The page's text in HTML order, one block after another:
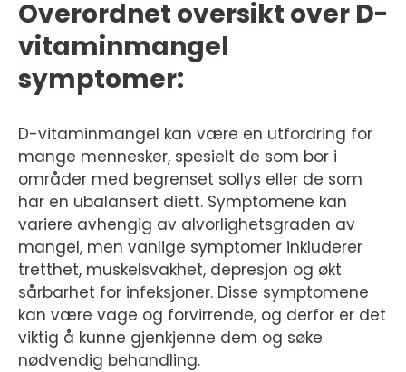
Overordnet oversikt over D-
vitaminmangel
symptomer:
D-vitaminmangel kan være en utfordring for
mange mennesker, spesielt de som bor i
områder med begrenset sollys eller de som
har en ubalansert diett. Symptomene kan
variere avhengig av alvorlighetsgraden av
mangel, men vanlige symptomer inkluderer
tretthet, muskelsvakhet, depresjon og økt
sårbarhet for infeksjoner. Disse symptomene
kan være vage og forvirrende, og derfor er det
viktig å kunne gjenkjenne dem og søke
nødvendig behandling.